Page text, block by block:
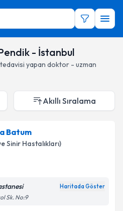
- İstanbul
tedavisi yapan doktor - uzman
Akıllı Sıralama
Batum
Sinir Hastalıkları)
Haritada Göster
Sk. No:9